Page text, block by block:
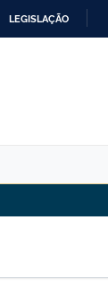
LEGISLAÇÃO